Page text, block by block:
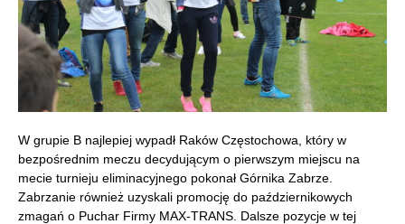
W grupie B najlepiej wypadł Raków Częstochowa, który w
bezpośrednim meczu decydującym o pierwszym miejscu na
mecie turnieju eliminacyjnego pokonał Górnika Zabrze.
Zabrzanie również uzyskali promocję do październikowych
zmagań o Puchar Firmy MAX-TRANS. Dalsze pozycje w tej